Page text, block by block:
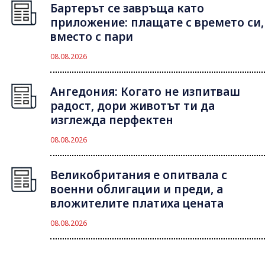
Бартерът се завръща като
приложение: плащате с времето си,
вместо с пари
08.08.2026
Ангедония: Когато не изпитваш
радост, дори животът ти да
изглежда перфектен
08.08.2026
Великобритания е опитвала с
военни облигации и преди, а
вложителите платиха цената
08.08.2026